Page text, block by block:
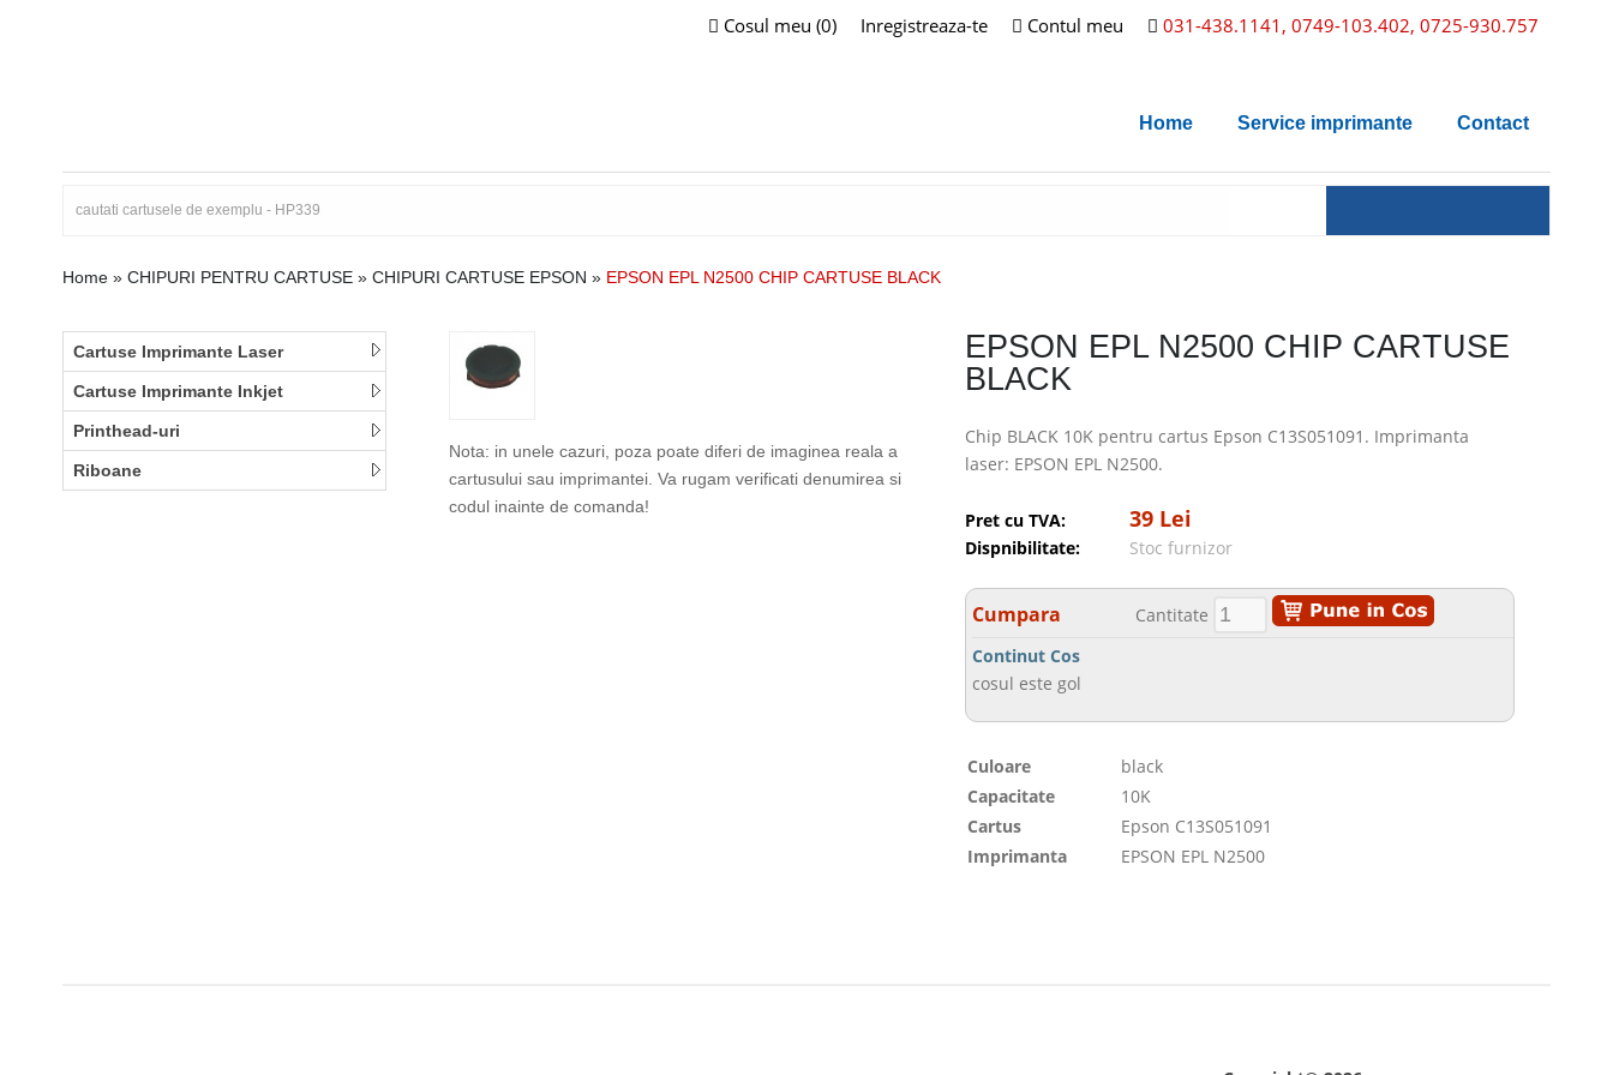
031-438.1141, 0749-103.402, 0725-930.757
Contul meu
Inregistreaza-te
Cosul meu (0)
Home Service imprimante Contact
Home » CHIPURI PENTRU CARTUSE » CHIPURI CARTUSE EPSON » EPSON EPL N2500 CHIP CARTUSE BLACK
Cartuse Imprimante Laser
Cartuse Imprimante Inkjet
Printhead-uri
Riboane
Nota: in unele cazuri, poza poate diferi de imaginea reala a
cartusului sau imprimantei. Va rugam verificati denumirea si
codul inainte de comanda!
EPSON EPL N2500 CHIP CARTUSE
BLACK
Chip BLACK 10K pentru cartus Epson C13S051091. Imprimanta
laser: EPSON EPL N2500.
Pret cu TVA: 39 Lei
Dispnibilitate: Stoc furnizor
Cumpara
Cantitate
Continut Cos
cosul este gol
Culoare
black
Capacitate
10K
Cartus
Epson C13S051091
Imprimanta
EPSON EPL N2500